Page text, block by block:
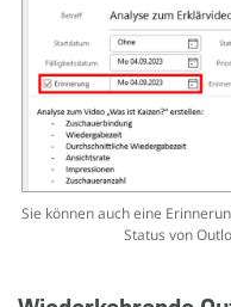
Sie können auch eine
Status von